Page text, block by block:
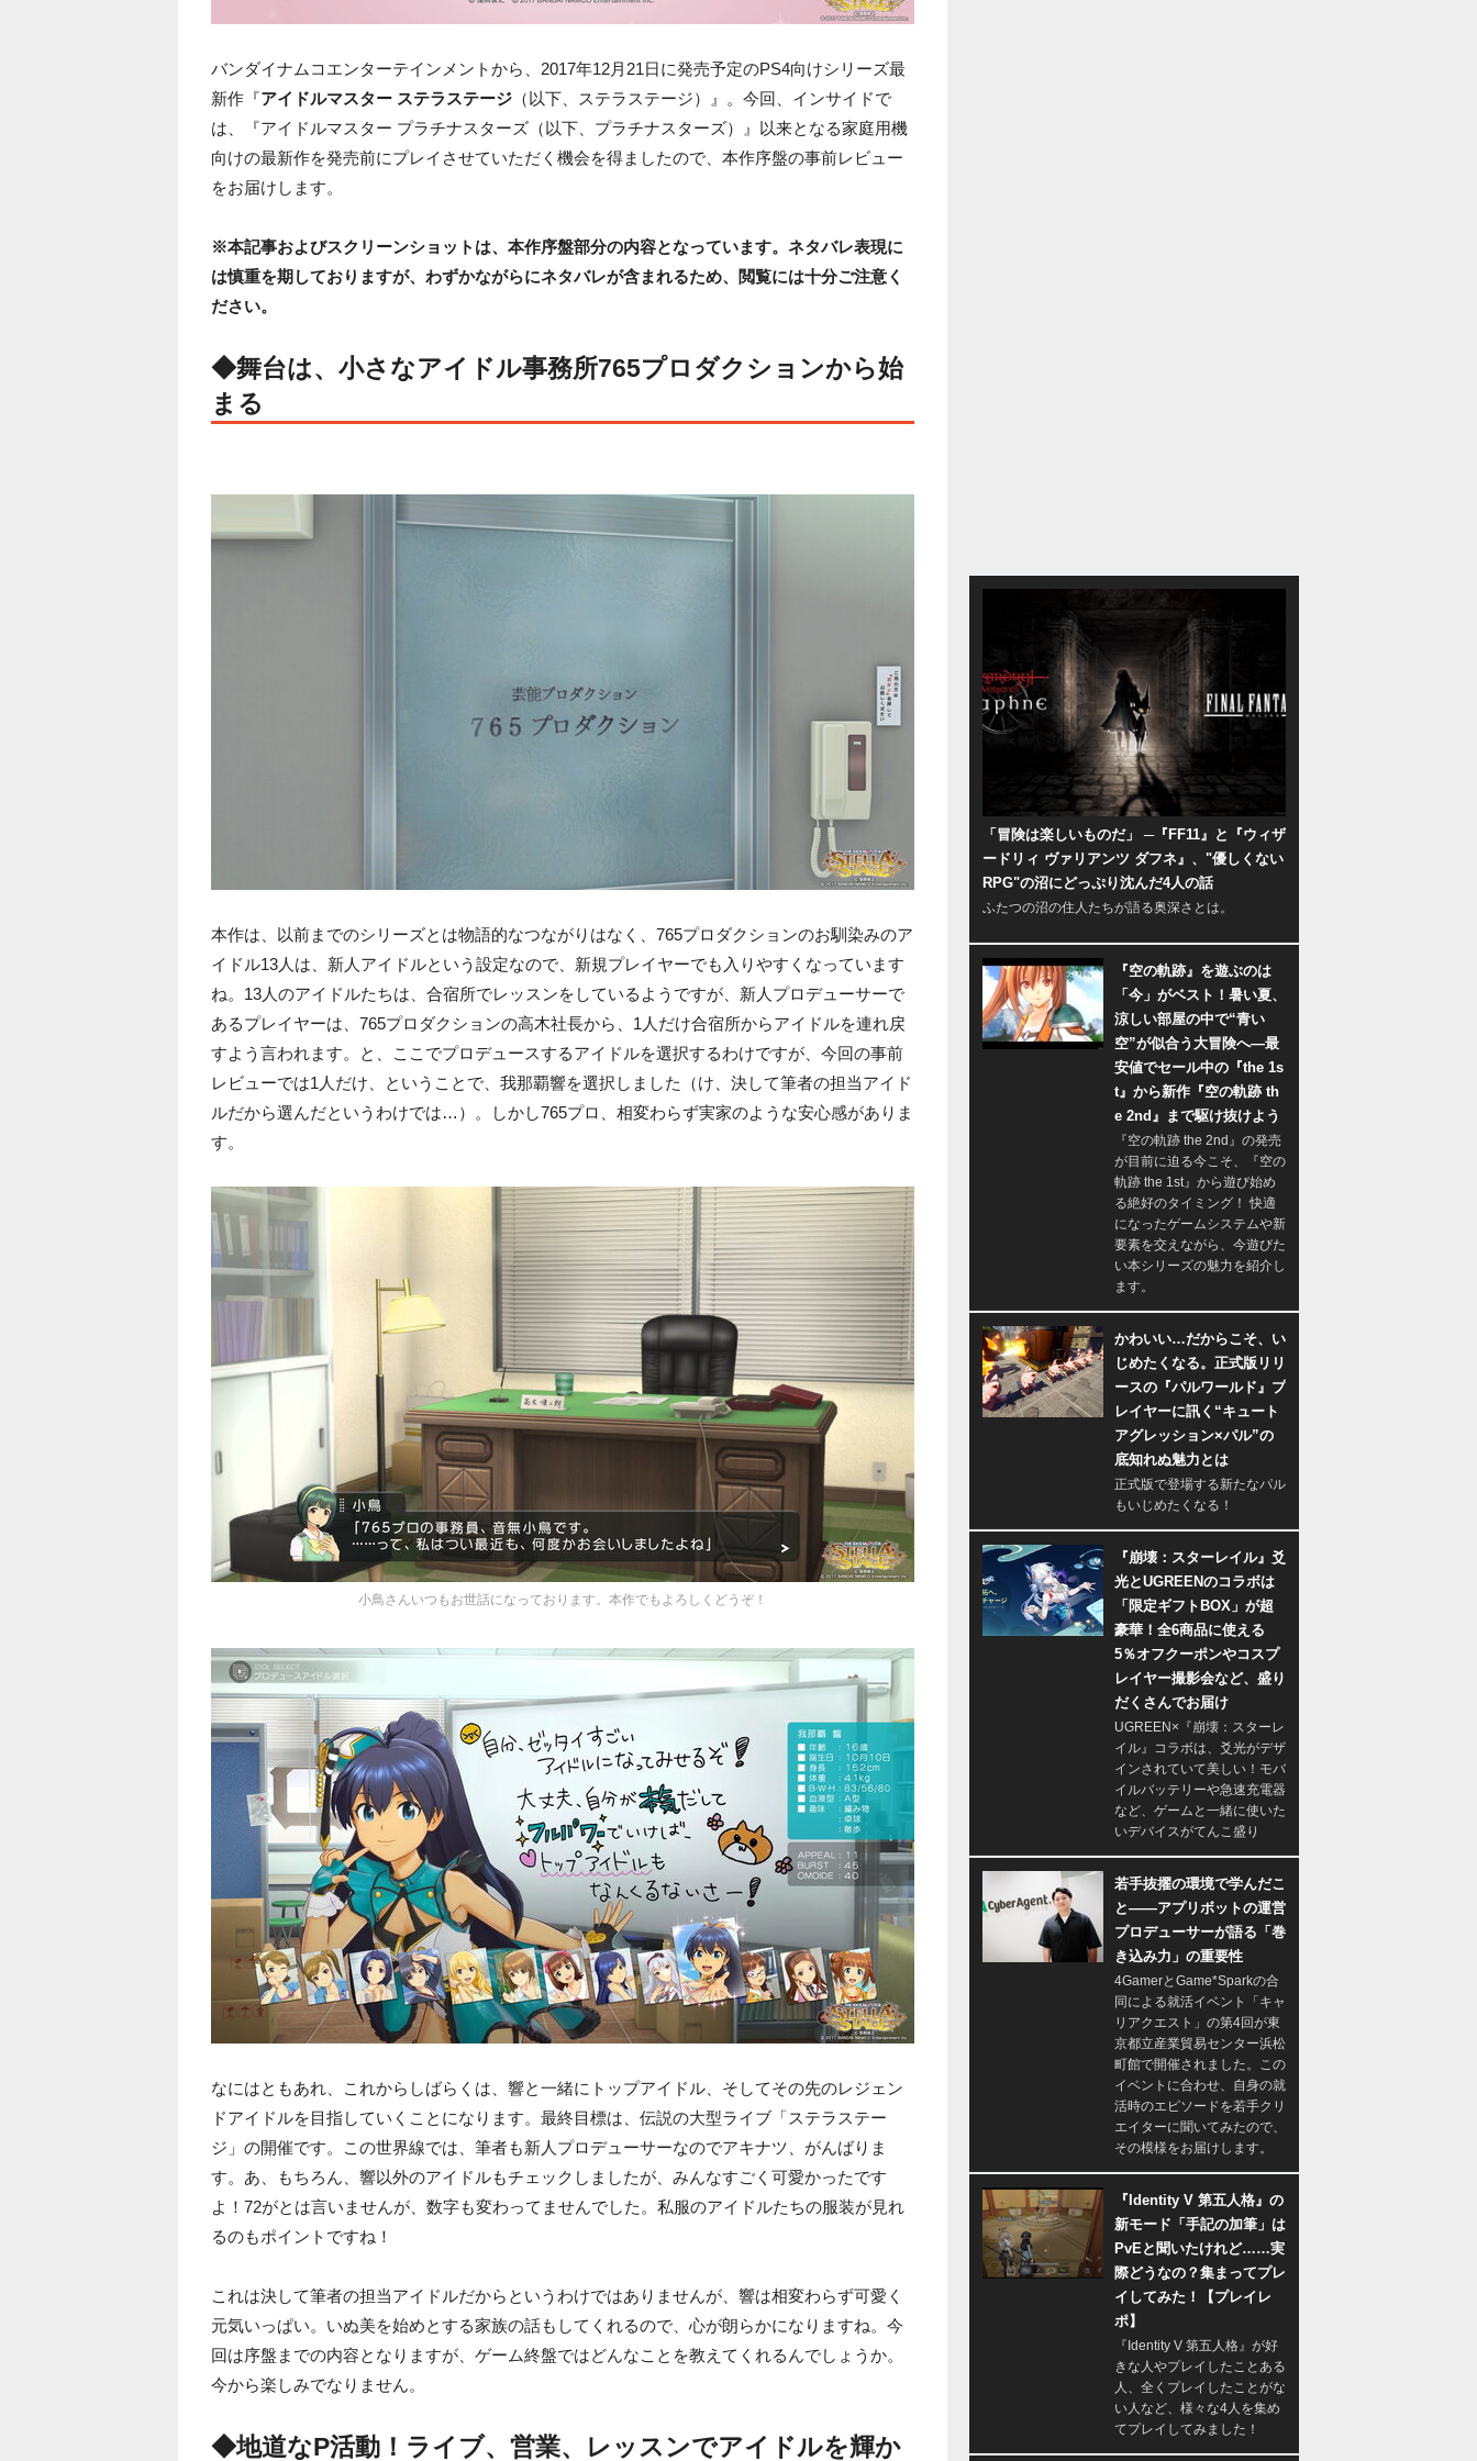
バンダイナムコエンターテインメントから、2017年12月21日に発売予定のPS4向けシリーズ最
新作『アイドルマスター ステラステージ （以下、ステラステージ）』。今回、インサイドで
は、『アイドルマスター プラチナスターズ（以下、プラチナスターズ）』以来となる家庭用機
向けの最新作を発売前にプレイさせていただく機会を得ましたので、本作序盤の事前レビュー
をお届けします。
※本記事およびスクリーンショットは、本作序盤部分の内容となっています。ネタバレ表現に
は慎重を期しておりますが、わずかながらにネタバレが含まれるため、閲覧には十分ご注意く
ださい。
◆舞台は、小さなアイドル事務所765プロダクションから始
まる
本作は、以前までのシリーズとは物語的なつながりはなく、765プロダクションのお馴染みのア
イドル13人は、新人アイドルという設定なので、新規プレイヤーでも入りやすくなっています
ね。13人のアイドルたちは、合宿所でレッスンをしているようですが、新人プロデューサーで
あるプレイヤーは、765プロダクションの高木社長から、1人だけ合宿所からアイドルを連れ戻
すよう言われます。と、ここでプロデュースするアイドルを選択するわけですが、今回の事前
レビューでは1人だけ、ということで、我那覇響を選択しました（け、決して筆者の担当アイド
ルだから選んだというわけでは…）。しかし765プロ、相変わらず実家のような安心感がありま
す。
小鳥さんいつもお世話になっております。本作でもよろしくどうぞ！
なにはともあれ、これからしばらくは、響と一緒にトップアイドル、そしてその先のレジェン
ドアイドルを目指していくことになります。最終目標は、伝説の大型ライブ「ステラステー
ジ」の開催です。この世界線では、筆者も新人プロデューサーなのでアキナツ、がんばりま
す。あ、もちろん、響以外のアイドルもチェックしましたが、みんなすごく可愛かったです
よ！72がとは言いませんが、数字も変わってませんでした。私服のアイドルたちの服装が見れ
るのもポイントですね！
これは決して筆者の担当アイドルだからというわけではありませんが、響は相変わらず可愛く
元気いっぱい。いぬ美を始めとする家族の話もしてくれるので、心が朗らかになりますね。今
回は序盤までの内容となりますが、ゲーム終盤ではどんなことを教えてくれるんでしょうか。
今から楽しみでなりません。
◆地道なP活動！ライブ、営業、レッスンでアイドルを輝か
「冒険は楽しいものだ」 ─『FF11』と『ウィザ
ードリィ ヴァリアンツ ダフネ』、"優しくない
RPG"の沼にどっぷり沈んだ4人の話
ふたつの沼の住人たちが語る奥深さとは。
『空の軌跡』を遊ぶのは
「今」がベスト！暑い夏、
涼しい部屋の中で“青い
空”が似合う大冒険へ―最
安値でセール中の『the 1s
t』から新作『空の軌跡 th
e 2nd』まで駆け抜けよう
『空の軌跡 the 2nd』の発売
が目前に迫る今こそ、『空の
軌跡 the 1st』から遊び始め
る絶好のタイミング！ 快適
になったゲームシステムや新
要素を交えながら、今遊びた
い本シリーズの魅力を紹介し
ます。
かわいい…だからこそ、い
じめたくなる。正式版リリ
ースの『パルワールド』プ
レイヤーに訊く“キュート
アグレッション×パル”の
底知れぬ魅力とは
正式版で登場する新たなパル
もいじめたくなる！
『崩壊：スターレイル』爻
光とUGREENのコラボは
「限定ギフトBOX」が超
豪華！全6商品に使える
5％オフクーポンやコスプ
レイヤー撮影会など、盛り
だくさんでお届け
UGREEN×『崩壊：スターレ
イル』コラボは、爻光がデザ
インされていて美しい！モバ
イルバッテリーや急速充電器
など、ゲームと一緒に使いた
いデバイスがてんこ盛り
若手抜擢の環境で学んだこ
と――アプリボットの運営
プロデューサーが語る「巻
き込み力」の重要性
4GamerとGame*Sparkの合
同による就活イベント「キャ
リアクエスト」の第4回が東
京都立産業貿易センター浜松
町館で開催されました。この
イベントに合わせ、自身の就
活時のエピソードを若手クリ
エイターに聞いてみたので、
その模様をお届けします。
『Identity V 第五人格』の
新モード「手記の加筆」は
PvEと聞いたけれど……実
際どうなの？集まってプレ
イしてみた！【プレイレ
ポ】
『Identity V 第五人格』が好
きな人やプレイしたことある
人、全くプレイしたことがな
い人など、様々な4人を集め
てプレイしてみました！